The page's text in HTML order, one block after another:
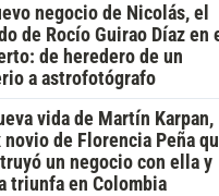
negocio de Nicolás, el
de Rocío Guirao Díaz en
de heredero de un
a astrofotógrafo
vida de Martín Karpan,
novio de Florencia Peña
un negocio con ella y
triunfa en Colombia